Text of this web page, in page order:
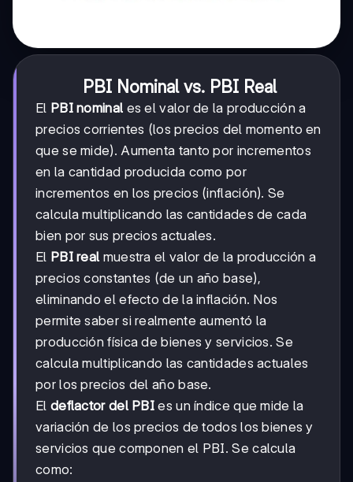
PBI Nominal vs. PBI Real
El PBI nominal es el valor de la producción a
precios corrientes (los precios del momento en
que se mide). Aumenta tanto por incrementos
en la cantidad producida como por
incrementos en los precios (inflación). Se
calcula multiplicando las cantidades de cada
bien por sus precios actuales.
El PBI real muestra el valor de la producción a
precios constantes (de un año base),
eliminando el efecto de la inflación. Nos
permite saber si realmente aumentó la
producción física de bienes y servicios. Se
calcula multiplicando las cantidades actuales
por los precios del año base.
El deflactor del PBI es un índice que mide la
variación de los precios de todos los bienes y
servicios que componen el PBI. Se calcula
como: